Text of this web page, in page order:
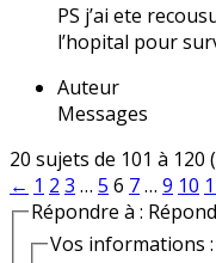
PS j’ai ete
l’hopital pour
Auteur
Messages
20 sujets de 101 à
← 1 2 3 … 5 6 7… 9 10
Répondre à :
Vos informations :